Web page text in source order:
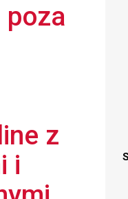
poza
z
i